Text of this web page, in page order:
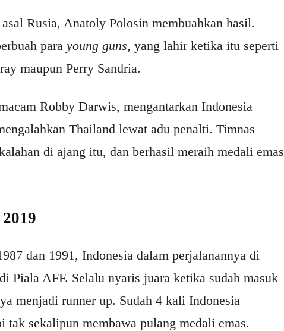
Rusia, Anatoly Polosin membuahkan hasil.
para young guns, yang lahir ketika itu seperti
maupun Perry Sandria.
Robby Darwis, mengantarkan Indonesia
Thailand lewat adu penalti. Timnas
di ajang itu, dan berhasil meraih medali emas
dan 1991, Indonesia dalam perjalanannya di
Piala AFF. Selalu nyaris juara ketika sudah masuk
menjadi runner up. Sudah 4 kali Indonesia
sekalipun membawa pulang medali emas.